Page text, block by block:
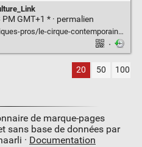
GMT+1 * · permalien
contemporain-tente-decrire-ses-memoires
·
20 50 100
de marque-pages
sans base de données par
· Documentation